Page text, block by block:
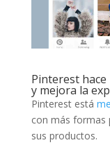
Pinterest
y mejora la
Pinterest está
con más formas
sus productos.